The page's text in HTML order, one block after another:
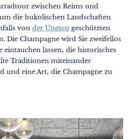
zwischen Reims und
die bukolischen Landschaften
von der Unesco geschützten
Die Champagne wird Sie zweifellos
eintauchen lassen, die historisches
Traditionen miteinander
und eine Art, die Champagne zu